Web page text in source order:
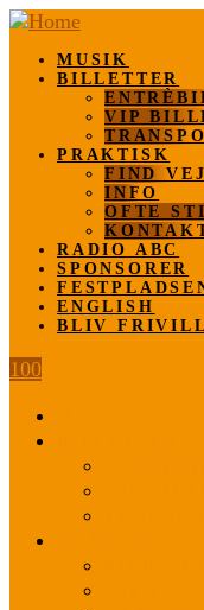
MUSIK
BILLETTER
VIP
PRAKTISK
FIND VEJ
INFO
OFTE
RADIO ABC
SPONSORER
ENGLISH
BLIV
100